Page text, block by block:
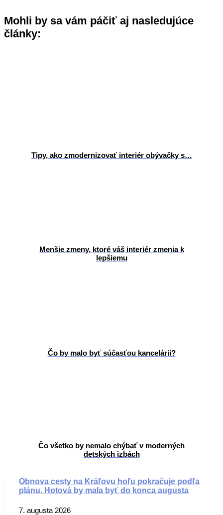
Mohli by sa vám páčiť aj nasledujúce
články:
Tipy, ako zmodernizovať interiér obývačky s…
Menšie zmeny, ktoré váš interiér zmenia k
lepšiemu
Čo by malo byť súčasťou kancelárií?
Čo všetko by nemalo chýbať v moderných
detských izbách
Obnova cesty na Kráľovu hoľu pokračuje podľa
plánu. Hotová by mala byť do konca augusta
7. augusta 2026